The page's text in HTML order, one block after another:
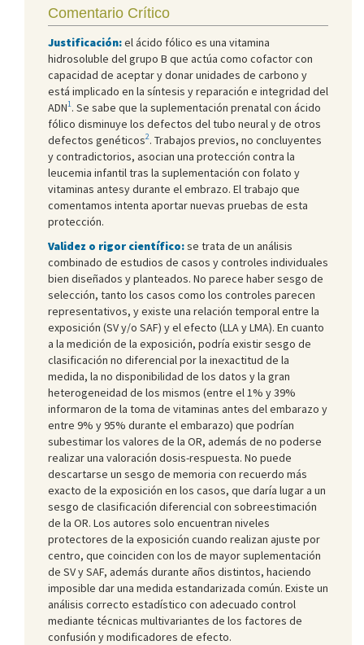
Comentario Crítico
Justificación:el ácido fólico es una vitamina
hidrosoluble del grupo B que actúa como cofactor con
capacidad de aceptar y donar unidades de carbono y
está implicado en la síntesis y reparación e integridad del
ADN1. Se sabe que la suplementación prenatal con ácido
fólico disminuye los defectos del tubo neural y de otros
defectos genéticos2. Trabajos previos, no concluyentes
y contradictorios, asocian una protección contra la
leucemia infantil tras la suplementación con folato y
vitaminas antesy durante el embrazo. El trabajo que
comentamos intenta aportar nuevas pruebas de esta
protección.
Validez o rigor científico:se trata de un análisis
combinado de estudios de casos y controles individuales
bien diseñados y planteados. No parece haber sesgo de
selección, tanto los casos como los controles parecen
representativos, y existe una relación temporal entre la
exposición (SV y/o SAF) y el efecto (LLA y LMA). En cuanto
a la medición de la exposición, podría existir sesgo de
clasificación no diferencial por la inexactitud de la
medida, la no disponibilidad de los datos y la gran
heterogeneidad de los mismos (entre el 1% y 39%
informaron de la toma de vitaminas antes del embarazo y
entre 9% y 95% durante el embarazo) que podrían
subestimar los valores de la OR, además de no poderse
realizar una valoración dosis-respuesta. No puede
descartarse un sesgo de memoria con recuerdo más
exacto de la exposición en los casos, que daría lugar a un
sesgo de clasificación diferencial con sobreestimación
de la OR. Los autores solo encuentran niveles
protectores de la exposición cuando realizan ajuste por
centro, que coinciden con los de mayor suplementación
de SV y SAF, además durante años distintos, haciendo
imposible dar una medida estandarizada común. Existe un
análisis correcto estadístico con adecuado control
mediante técnicas multivariantes de los factores de
confusión y modificadores de efecto.